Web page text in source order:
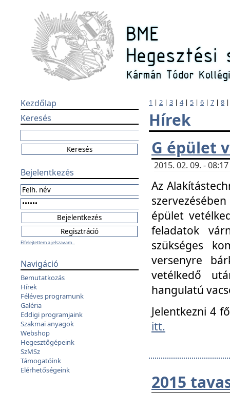
Kezdőlap
Keresés
Bejelentkezés
Elfelejtettem a jelszavam...
Navigáció
Bemutatkozás
Hírek
Féléves programunk
Galéria
Eddigi programjaink
Szakmai anyagok
Webshop
Hegesztőgépeink
SzMSz
Támogatóink
Elérhetőségeink
1 | 2 | 3 | 4| 5 | 6 | 7 | 8
Hírek
G épület
2015. 02. 09. -
Az
épület
feladatok
szükséges
versenyre
vetélkedő
hangulatú
Jelentkezni 4
itt.
2015